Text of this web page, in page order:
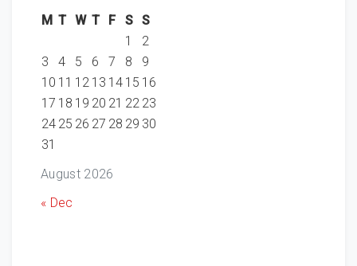
August 2026
M T W T F S S
1
2
3
4 5 6 7 8
9
10 11 12 13 14 15 16
17 18 19 20 21 22 23
24 25 26 27 28 29 30
31
« Dec